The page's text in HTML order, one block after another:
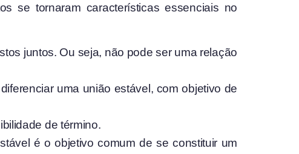
se tornaram características essenciais no
juntos. Ou seja, não pode ser uma relação
uma união estável, com objetivo de
de término.
é o objetivo comum de se constituir um